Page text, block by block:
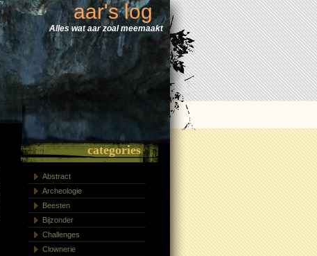
aar's log
Alles wat aar zoal meemaakt
categories
Abstract
Archeologie
Beesten
Bijzonder
Challenges
Clownerie